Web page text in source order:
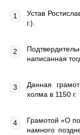
Устав
г.).
написанная
Данная
холма в 1150 г.
Грамотой «О
намного